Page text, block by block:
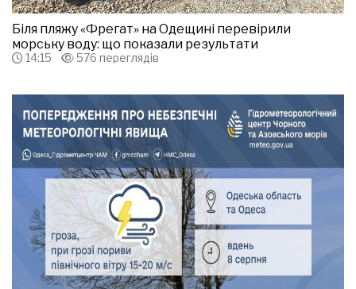
Біля пляжу «Фрегат» на Одещині перевірили
морську воду: що показали результати
14:15 576 переглядів